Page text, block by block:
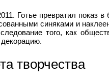
Готье превратил показ
синяками и
того, как
творчества